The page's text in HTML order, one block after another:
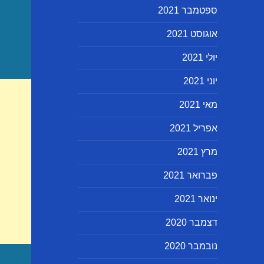
ספטמבר 2021
אוגוסט 2021
יולי 2021
יוני 2021
מאי 2021
אפריל 2021
מרץ 2021
פברואר 2021
ינואר 2021
דצמבר 2020
נובמבר 2020